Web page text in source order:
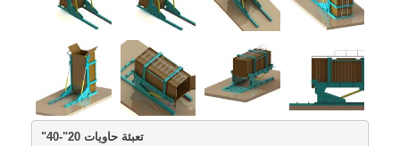
منصات تفريغ متحركة
منصات تفريغ قابلة للسحب و النقل
منصات تفريغ جانبية
منصات تفريغ الحاويات
"تعبئة حاويات 20"-40